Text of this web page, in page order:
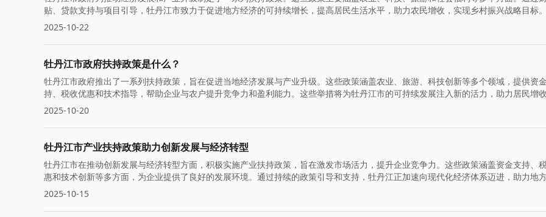
贴、贷款支持与项目引导，牡丹江市致力于促进地方经济的可持续增长，提高居民生活水平，助力农民增收，实现乡村振兴战略目标。
2025-10-22
牡丹江市政府扶持政策是什么？
牡丹江市政府推出了一系列扶持政策，旨在促进当地经济发展与产业升级。这些政策涵盖农业、旅游、科技创新等多个领域，提供资
持、税收优惠和技术指导，帮助企业与农户提升竞争力和盈利能力。这些举措将为牡丹江市的可持续发展注入新的活力，助力居民增收
2025-10-20
牡丹江市产业扶持政策助力创新发展与经济转型
牡丹江市在推动创新发展与经济转型方面，积极实施产业扶持政策，旨在激发市场活力，提升企业竞争力。这些政策涵盖资金支持、
惠和技术创新等多方面，为企业提供了良好的发展环境。通过持续的政策引导和支持，牡丹江正加速向现代化经济体系迈进，助力地
高质量发展。
2025-10-15